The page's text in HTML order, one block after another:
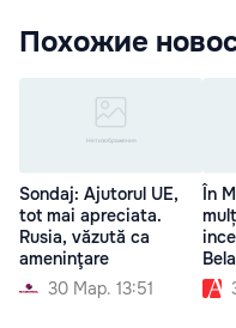
Похожие
Sondaj: Ajutorul UE,
tot mai apreciata.
Rusia, văzută ca
ameninţare
30 Мар. 13:51
În